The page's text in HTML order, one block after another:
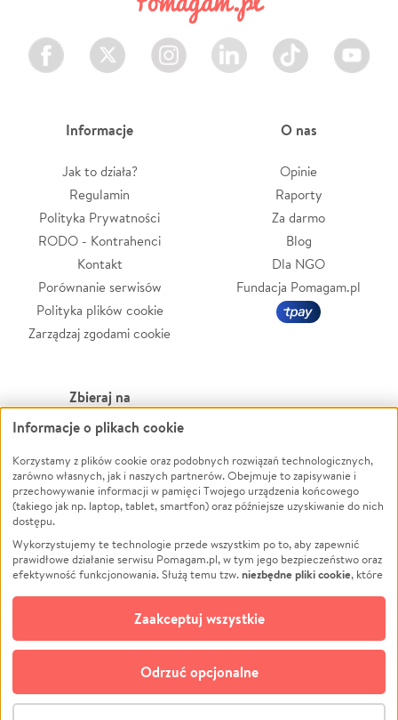
Facebook Twitter Instagram LinkedIn TikTok Youtube
Informacje
Jak to działa?
Regulamin
Polityka Prywatności
RODO - Kontrahenci
Kontakt
Porównanie serwisów
Polityka plików cookie
Zarządzaj zgodami cookie
O nas
Opinie
Raporty
Za darmo
Blog
Dla NGO
Fundacja Pomagam.pl
Zbieraj na
Leczenie
Zwierzęta
Pożar
Ukraina
Pomoc Finansowa
Projekty
Pogrzeb
Społeczność lokalna
Kultura
Powódź
Wichura
NGO
Edukacja
Podróż
Impreza
Ochrona środowiska
Biznes
© CROWDING SP. Z O.O.
Informacje o plikach cookie
Korzystamy z plików cookie oraz podobnych rozwiązań technologicznych,
zarówno własnych, jak i naszych partnerów. Obejmuje to zapisywanie i
przechowywanie informacji w pamięci Twojego urządzenia końcowego
(takiego jak np. laptop, tablet, smartfon) oraz późniejsze uzyskiwanie do nich
dostępu.
Wykorzystujemy te technologie przede wszystkim po to, aby zapewnić
prawidłowe działanie serwisu Pomagam.pl, w tym jego bezpieczeństwo oraz
efektywność funkcjonowania. Służą temu tzw.niezbędne pliki cookie, które
opcjonalnych plików cookie
technologii do celów analitycznych i retargetingowych. Możesz wyrazić
zgodę na ich stosowanie lub jej odmówić. W dowolnym momencie masz
możliwość zmiany swoich preferencji na stronie „Zarządzaj zgodami cookie”,
do której link znajdziesz w stopce serwisu Pomagam.pl. Opcjonalne pliki
cookie wykorzystywane są w następujących celach:
Odrzuć opcjonalne
Zaakceptuj wszystkie